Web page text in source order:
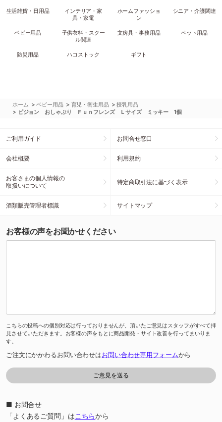
生活雑貨・日用品
インテリア・家
具・家電
ホームファッショ
ン
シニア・介護関連
ベビー用品
子供衣料・スクー
ル関連
文房具・事務用品 ペット用品
防災用品 ハコストック ギフト
ホーム >ベビー用品 > 育児・衛生用品 >授乳用品
> ピジョン おしゃぶり Ｆｕｎフレンズ Ｌサイズ ミッキー 1個
ご利用ガイド お問合せ窓口
会社概要 利用規約
お客さまの個人情報の
取扱いについて
特定商取引法に基づく表示
酒類販売管理者標識 サイトマップ
お客様の声をお聞かせください
こちらの投稿への個別対応は行っておりませんが、頂いたご意見はスタッフがすべて拝
見させていただきます。お客様の声をもとに商品開発・サイト改善を行ってまいりま
す。
ご注文にかかわるお問い合わせはお問い合わせ専用フォームから
■ お問合せ
「よくあるご質問」はこちらから